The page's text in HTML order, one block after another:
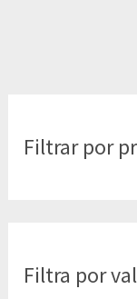
Filtrar por
Filtra por